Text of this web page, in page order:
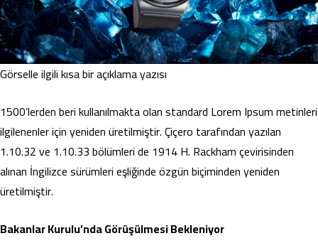
Görselle ilgili kısa bir açıklama yazısı
1500’lerden beri kullanılmakta olan standard Lorem Ipsum metinleri
ilgilenenler için yeniden üretilmiştir. Çiçero tarafından yazılan
1.10.32 ve 1.10.33 bölümleri de 1914 H. Rackham çevirisinden
alınan İngilizce sürümleri eşliğinde özgün biçiminden yeniden
üretilmiştir.
Bakanlar Kurulu’nda Görüşülmesi Bekleniyor